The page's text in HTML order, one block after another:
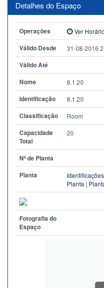
Detalhes do Espaço
Operações Ver Horário
Válido Desde 31-08-2016
Válido Até
Nome
8.1.20
Identificação 8.1.20
Classificação Room
Capacidade
Total
20
Nº de Planta
Planta
Identificações
Planta |
Fotografia do
Espaço